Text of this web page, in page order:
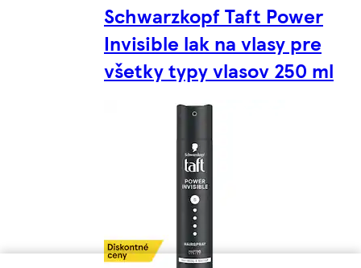
Schwarzkopf Taft Power
Invisible lak na vlasy pre
všetky typy vlasov 250 ml